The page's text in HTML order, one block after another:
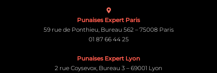
Punaises Expert Paris
59 rue de Ponthieu, Bureau 562 – 75008 Paris
01 87 66 44 25
Punaises Expert Lyon
2 rue Coysevox, Bureau 3 – 69001 Lyon